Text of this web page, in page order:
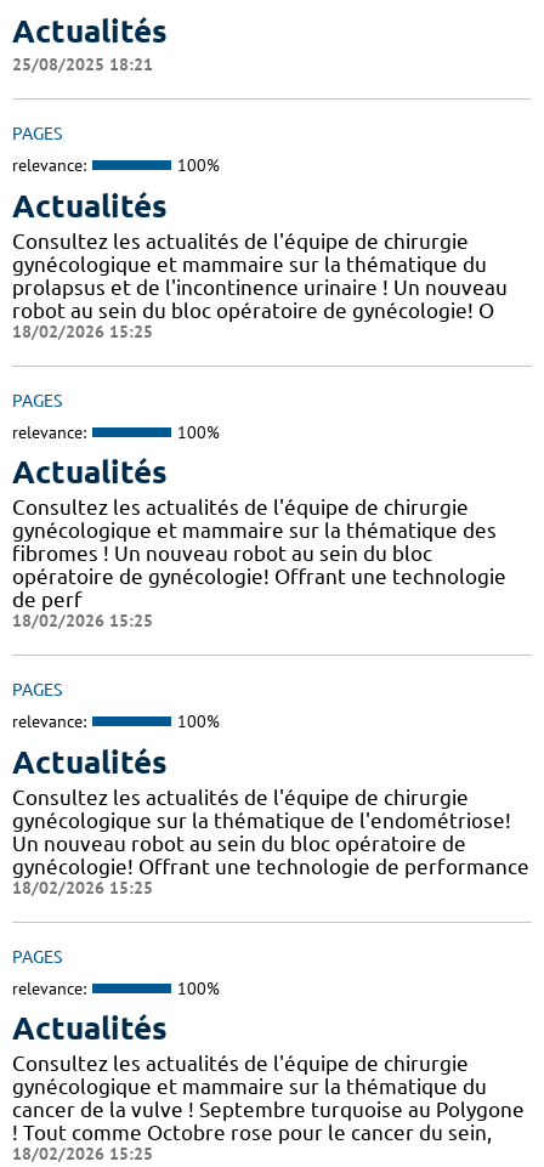
Actualités
25/08/2025 18:21
PAGES
relevance: 100%
Actualités
Consultez les actualités de l'équipe de chirurgie
gynécologique et mammaire sur la thématique du
prolapsus et de l'incontinence urinaire ! Un nouveau
robot au sein du bloc opératoire de gynécologie! O
18/02/2026 15:25
PAGES
relevance: 100%
Actualités
Consultez les actualités de l'équipe de chirurgie
gynécologique et mammaire sur la thématique des
fibromes ! Un nouveau robot au sein du bloc
opératoire de gynécologie! Offrant une technologie
de perf
18/02/2026 15:25
PAGES
relevance: 100%
Actualités
Consultez les actualités de l'équipe de chirurgie
gynécologique sur la thématique de l'endométriose!
Un nouveau robot au sein du bloc opératoire de
gynécologie! Offrant une technologie de performance
18/02/2026 15:25
PAGES
relevance: 100%
Actualités
Consultez les actualités de l'équipe de chirurgie
gynécologique et mammaire sur la thématique du
cancer de la vulve ! Septembre turquoise au Polygone
! Tout comme Octobre rose pour le cancer du sein,
18/02/2026 15:25